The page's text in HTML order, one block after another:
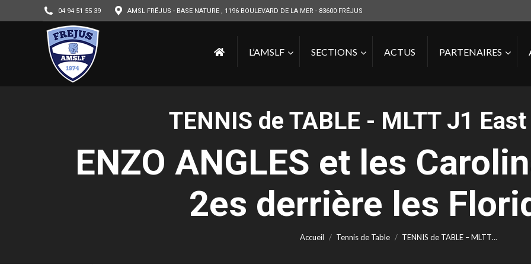
04 94 51 55 39 AMSL FRÉJUS - BASE NATURE , 1196 BOULEVARD DE LA MER - 83600 FRÉJUS
L’AMSLF SECTIONS ACTUS PARTENAIRES
TENNIS de TABLE - MLTT J1
ENZO ANGLES et les
2es derrière les
Vous êtes ici :
Accueil Tennis de Table TENNIS de TABLE – MLTT…